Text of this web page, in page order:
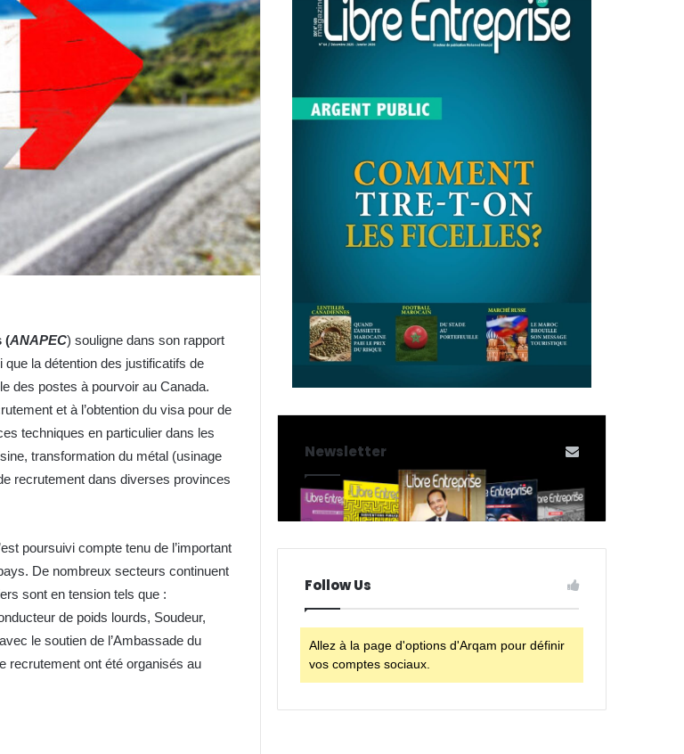
(ANAPEC) souligne dans son rapport
la détention des justificatifs de
des postes à pourvoir au Canada.
et à l’obtention du visa pour de
techniques en particulier dans les
transformation du métal (usinage
recrutement dans diverses provinces
poursuivi compte tenu de l’important
De nombreux secteurs continuent
sont en tension tels que :
de poids lourds, Soudeur,
le soutien de l’Ambassade du
recrutement ont été organisés au
Newsletter
Follow Us
Allez à la page d'options d'Arqam pour définir
vos comptes sociaux.